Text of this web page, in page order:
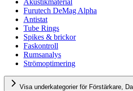
Furutech DeMag Alpha
Antistat
Tube Rings
Spikes & brickor
Faskontroll
Rumsanalys
Strömoptimering
Visa underkategorier för Förstärkare,